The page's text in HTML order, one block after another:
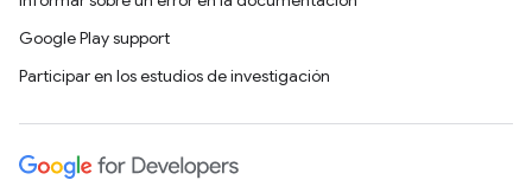
Google Play support
Participar en los estudios de investigación